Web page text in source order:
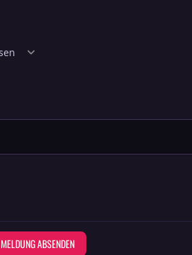
MELDUNG ABSENDEN